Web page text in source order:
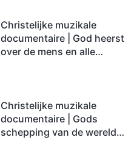
Christelijke muzikale
documentaire | God heerst
over de mens en alle
Christelijke muzikale
documentaire | Gods
schepping van de wereld